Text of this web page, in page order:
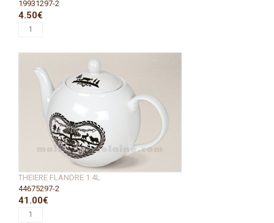
19931297-2
4.50€
THEIERE FLANDRE 1.4L
44675297-2
41.00€